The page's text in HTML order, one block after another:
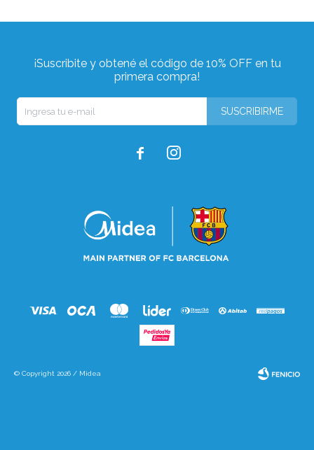
¡Suscribite y obtené el código de 10% OFF en tu
primera compra!
SUSCRIBIRME
 
© Copyright 2026 / Midea